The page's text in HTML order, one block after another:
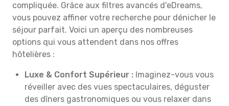
compliquée. Grâce aux filtres avancés d'eDreams,
vous pouvez affiner votre recherche pour dénicher le
séjour parfait. Voici un aperçu des nombreuses
options qui vous attendent dans nos offres
hôtelières :
Luxe & Confort Supérieur : Imaginez-vous vous
réveiller avec des vues spectaculaires, déguster
des dîners gastronomiques ou vous relaxer dans